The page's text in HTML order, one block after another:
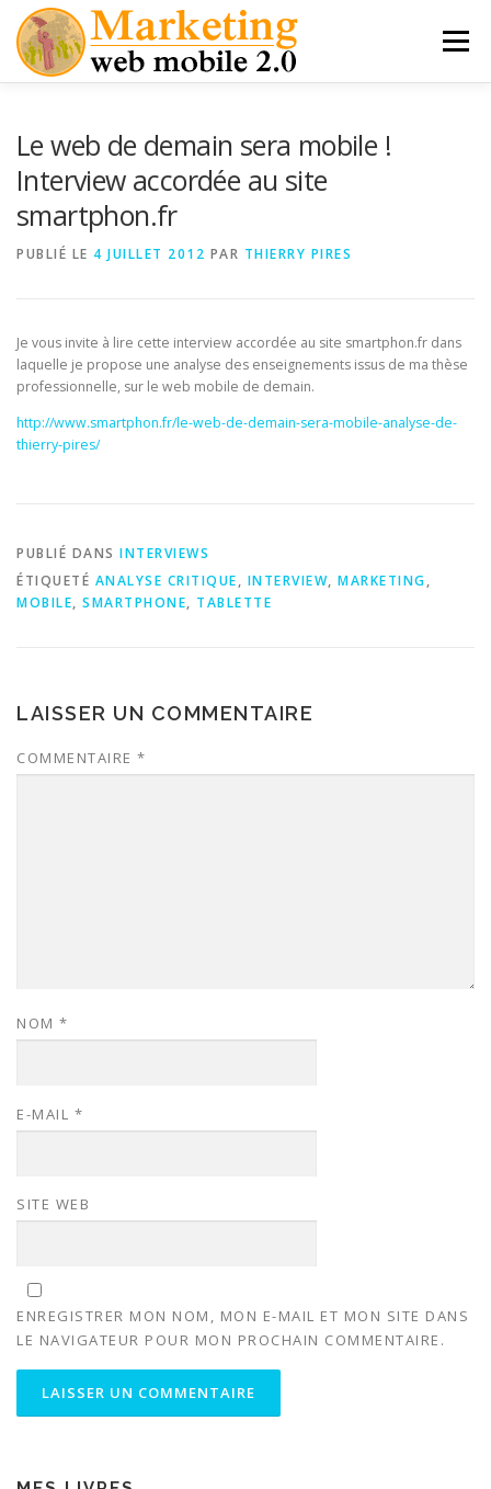
contenu
Menu
MARKETING MOBILE
Le web de demain sera mobile !
Interview accordée au site
smartphon.fr
PUBLIÉ LE 4 JUILLET 2012 PAR THIERRY PIRES
Je vous invite à lire cette interview accordée au site smartphon.fr dans
laquelle je propose une analyse des enseignements issus de ma thèse
professionnelle, sur le web mobile de demain.
http://www.smartphon.fr/le-web-de-demain-sera-mobile-analyse-de-
thierry-pires/
PUBLIÉ DANS INTERVIEWS
ÉTIQUETÉ ANALYSE CRITIQUE, INTERVIEW, MARKETING,
MOBILE, SMARTPHONE, TABLETTE
LAISSER UN COMMENTAIRE
COMMENTAIRE *
NOM *
E-MAIL *
SITE WEB
ENREGISTRER MON NOM, MON E-MAIL ET MON SITE DANS
LE NAVIGATEUR POUR MON PROCHAIN COMMENTAIRE.